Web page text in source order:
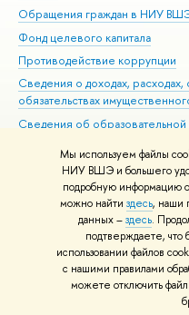
Мы используем файлы
НИУ ВШЭ и большего
подробную информацию
можно найти здесь, наши
данных –здесь.
подтверждаете,
использовании файлов
с нашими правилами
можете отключить
Обращения граждан в НИУ
Фонд целевого капитала
Противодействие коррупции
Сведения о доходах,
обязательствах
Сведения об образовательной
Людям с ограниченными
Единая платежная страница
Работа в Вышке
© НИУ ВШЭ 1993–2026
материалов Политика
Шрифты HSE Sans и HSE Slab